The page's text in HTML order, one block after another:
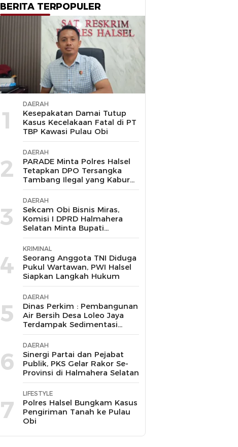
BERITA TERPOPULER
1
DAERAH
Kesepakatan Damai Tutup
Kasus Kecelakaan Fatal di PT
TBP Kawasi Pulau Obi
2
DAERAH
PARADE Minta Polres Halsel
Tetapkan DPO Tersangka
Tambang Ilegal yang Kabur
ke Malaysia
3
DAERAH
Sekcam Obi Bisnis Miras,
Komisi I DPRD Halmahera
Selatan Minta Bupati
Bertindak Tegas
4
KRIMINAL
Seorang Anggota TNI Diduga
Pukul Wartawan, PWI Halsel
Siapkan Langkah Hukum
5
DAERAH
Dinas Perkim : Pembangunan
Air Bersih Desa Loleo Jaya
Terdampak Sedimentasi
Suda Diperbaiki
6
DAERAH
Sinergi Partai dan Pejabat
Publik, PKS Gelar Rakor Se-
Provinsi di Halmahera Selatan
7
LIFESTYLE
Polres Halsel Bungkam Kasus
Pengiriman Tanah ke Pulau
Obi